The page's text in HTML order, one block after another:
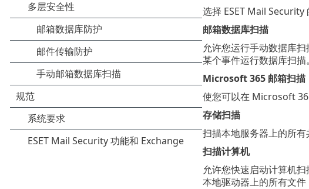
选择 ESET Mail Security
邮箱数据库扫描
允许您运行手动数据库
某个事件运行数据库扫描。
Microsoft 365 邮箱扫描
使您可以在 Microsoft
存储扫描
扫描本地服务器上的所
扫描计算机
允许您快速启动计算机
本地驱动器上的所有文件